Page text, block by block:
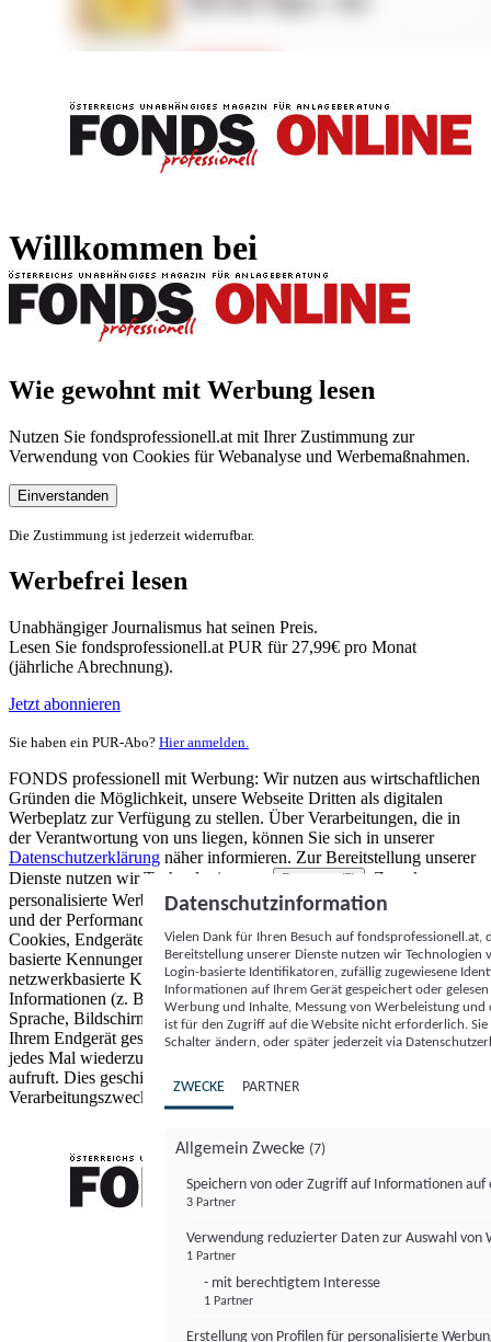
Willkommen bei
Wie gewohnt mit Werbung lesen
Nutzen Sie fondsprofessionell.at mit Ihrer Zustimmung zur
Verwendung von Cookies für Webanalyse und Werbemaßnahmen.
Einverstanden
Die Zustimmung ist jederzeit widerrufbar.
Werbefrei lesen
Unabhängiger Journalismus hat seinen Preis.
Lesen Sie fondsprofessionell.at PUR für 27,99€ pro Monat
(jährliche Abrechnung).
Jetzt abonnieren
Sie haben ein PUR-Abo? Hier anmelden.
FONDS professionell mit Werbung: Wir nutzen aus wirtschaftlichen
Gründen die Möglichkeit, unsere Webseite Dritten als digitalen
Werbeplatz zur Verfügung zu stellen. Über Verarbeitungen, die in
der Verantwortung von uns liegen, können Sie sich in unserer
Datenschutzerklärung näher informieren. Zur Bereitstellung unserer
Dienste nutzen wir Technologien von
Partnern (5)
. Zwecke:
personalisierte Werbung und Inhalte, Messung von Werbeleistung
und der Performance von Inhalten sowie Zielgruppenforschung.
Cookies, Endgeräte- oder ähnliche Online-Kennungen (z. B. login-
basierte Kennungen, zufällig generierte Kennungen,
netzwerkbasierte Kennungen) können zusammen mit anderen
Informationen (z. B. Browsertyp und Browserinformationen,
Sprache, Bildschirmgröße, unterstützte Technologien usw.) auf
Ihrem Endgerät gespeichert oder von dort ausgelesen werden, um es
jedes Mal wiederzuerkennen, wenn es eine App oder einer Webseite
aufruft. Dies geschieht für einen oder mehrere der hier aufgeführten
Verarbeitungszwecke.
Datenschutzinformation
Vielen Dank für Ihren Besuch auf
Bereitstellung unserer Dienste nutzen wir Technologien
Login-basierte Identifikatoren, zufällig zugewiesene
Informationen auf Ihrem Gerät gespeichert oder
Werbung und Inhalte, Messung von Werbeleistung
ist für den Zugriff auf die Website nicht erforderlich.
Schalter ändern, oder später jederzeit via
ZWECKE PARTNER
Allgemein Zwecke (7)
Speichern von oder Zugriff auf Informationen auf
3 Partner
Verwendung reduzierter Daten zur Auswahl von
1 Partner
- mit berechtigtem Interesse
1 Partner
Erstellung von Profilen für personalisierte
FONDS professionell